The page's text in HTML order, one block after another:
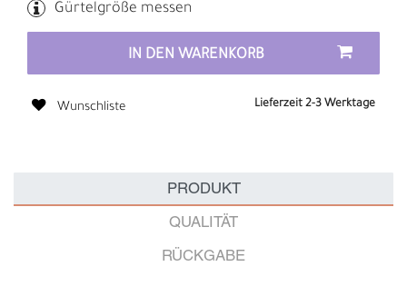
Gürtelgröße messen
IN DEN WARENKORB
Wunschliste Lieferzeit 2-3 Werktage
PRODUKT
QUALITÄT
RÜCKGABE